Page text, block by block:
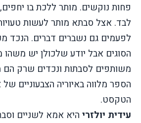
פחות נוקשים. מותר ללכת בו
לבד. אצל סבתא מותר לעשות
לפעמים גם נשברים דברים. הנכד
הסוגים אבל יודע שלכולן יש
משותפים לסבתות ונכדים שרק הם
הספר מלווה באיוריה הצבעוניים
הטקסט.
עידית יולזרי